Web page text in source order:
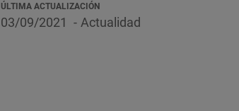
ÚLTIMA ACTUALIZACIÓN
03/09/2021 Actualidad